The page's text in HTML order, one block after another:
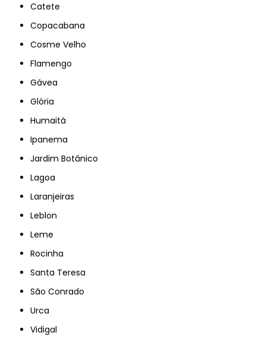
Catete
Copacabana
Cosme Velho
Flamengo
Gávea
Glória
Humaitá
Ipanema
Jardim Botânico
Lagoa
Laranjeiras
Leblon
Leme
Rocinha
Santa Teresa
São Conrado
Urca
Vidigal